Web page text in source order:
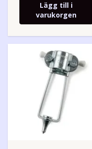
Lägg till i
varukorgen